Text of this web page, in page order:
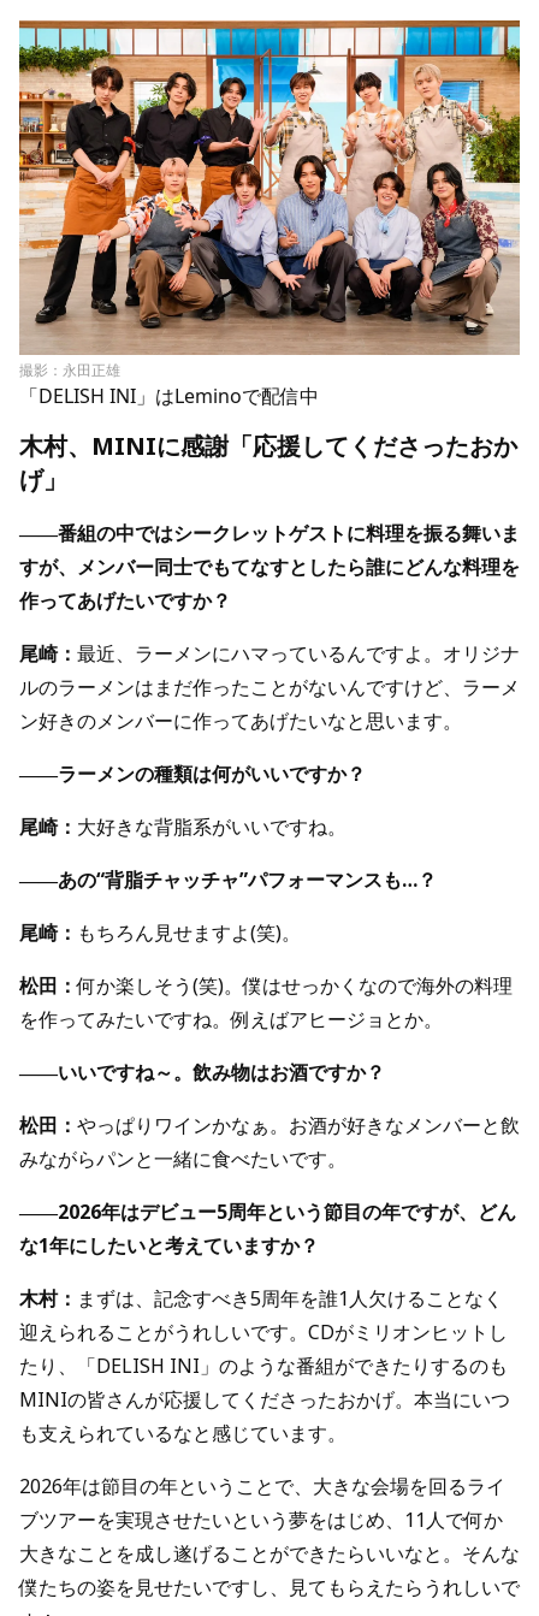
撮影：永田正雄
「DELISH INI」はLeminoで配信中
木村、MINIに感謝「応援してくださったおか
げ」
――番組の中ではシークレットゲストに料理を振る舞いま
すが、メンバー同士でもてなすとしたら誰にどんな料理を
作ってあげたいですか？
尾崎： 最近、ラーメンにハマっているんですよ。オリジナ
ルのラーメンはまだ作ったことがないんですけど、ラーメ
ン好きのメンバーに作ってあげたいなと思います。
――ラーメンの種類は何がいいですか？
尾崎： 大好きな背脂系がいいですね。
――あの“背脂チャッチャ”パフォーマンスも…？
尾崎： もちろん見せますよ(笑)。
松田：何か楽しそう(笑)。僕はせっかくなので海外の料理
を作ってみたいですね。例えばアヒージョとか。
――いいですね～。飲み物はお酒ですか？
松田： やっぱりワインかなぁ。お酒が好きなメンバーと飲
みながらパンと一緒に食べたいです。
――2026年はデビュー5周年という節目の年ですが、どん
な1年にしたいと考えていますか？
木村： まずは、記念すべき5周年を誰1人欠けることなく
迎えられることがうれしいです。CDがミリオンヒットし
たり、「DELISH INI」のような番組ができたりするのも
MINIの皆さんが応援してくださったおかげ。本当にいつ
も支えられているなと感じています。
2026年は節目の年ということで、大きな会場を回るライ
ブツアーを実現させたいという夢をはじめ、11人で何か
大きなことを成し遂げることができたらいいなと。そんな
僕たちの姿を見せたいですし、見てもらえたらうれしいで